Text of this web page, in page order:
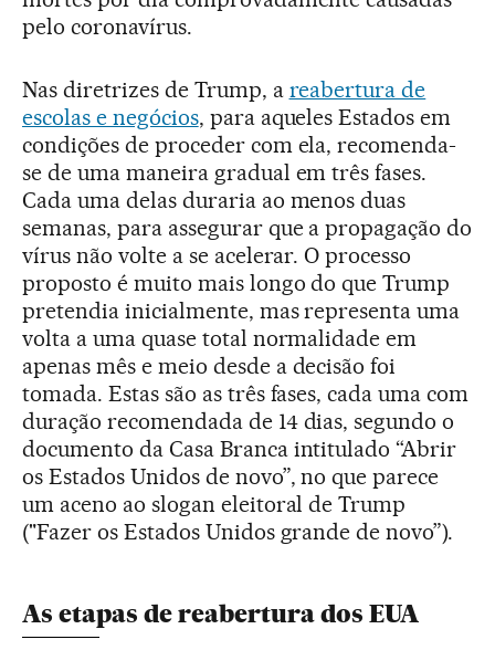
pelo coronavírus.
Nas diretrizes de Trump, a reabertura de
escolas e negócios, para aqueles Estados em
condições de proceder com ela, recomenda-
se de uma maneira gradual em três fases.
Cada uma delas duraria ao menos duas
semanas, para assegurar que a propagação do
vírus não volte a se acelerar. O processo
proposto é muito mais longo do que Trump
pretendia inicialmente, mas representa uma
volta a uma quase total normalidade em
apenas mês e meio desde a decisão foi
tomada. Estas são as três fases, cada uma com
duração recomendada de 14 dias, segundo o
documento da Casa Branca intitulado “Abrir
os Estados Unidos de novo”, no que parece
um aceno ao slogan eleitoral de Trump
("Fazer os Estados Unidos grande de novo”).
As etapas de reabertura dos EUA